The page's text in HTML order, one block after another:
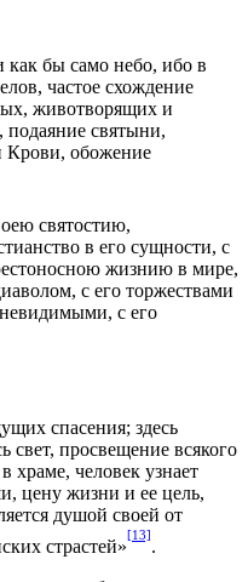
бы само небо, ибо в
частое схождение
животворящих и
святыни,
Крови, обожение
святостию,
в его сущности, с
жизнию в мире,
с его торжествами
с его
спасения; здесь
свет, просвещение всякого
храме, человек узнает
цену жизни и ее цель,
душой своей от
страстей»
[13]
.